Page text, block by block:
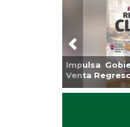
Guarniciones
colonia El
Previous